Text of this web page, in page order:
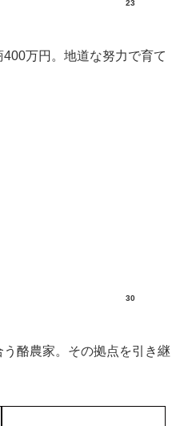
23
万円。地道な努力で育て
30
酪農家。その拠点を引き継